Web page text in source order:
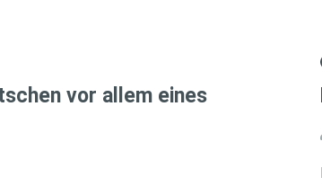
vor allem eines